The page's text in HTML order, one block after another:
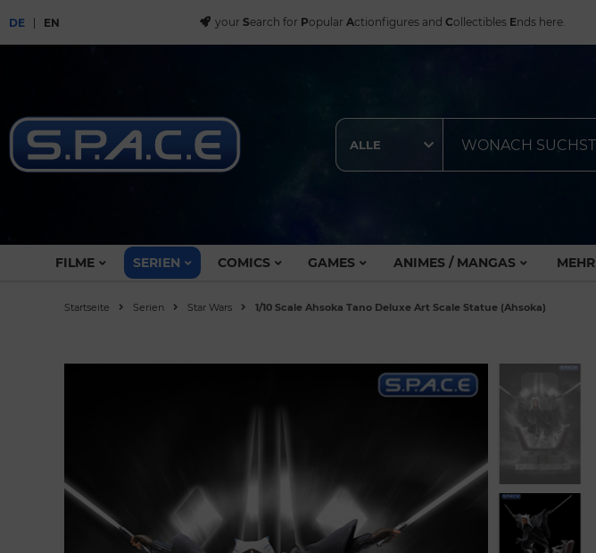
DE EN your Search for Popular Actionfigures and Collectibles Ends here.
ALLE
FILME SERIEN COMICS GAMES ANIMES / MANGAS MEHR
Startseite Serien Star Wars 1/10 Scale Ahsoka Tano Deluxe Art Scale Statue (Ahsoka)